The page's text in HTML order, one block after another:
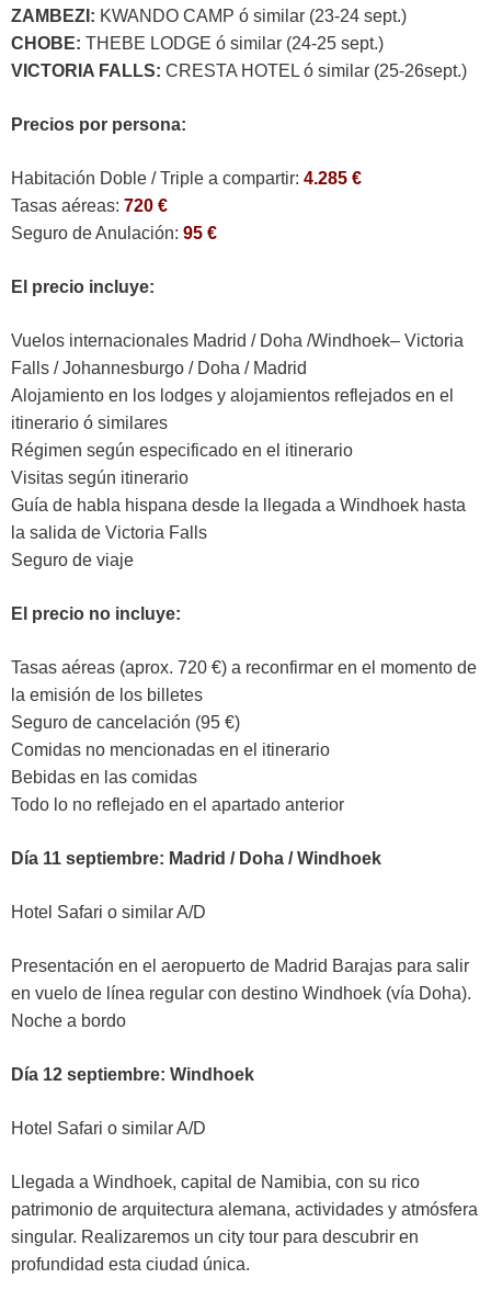
ZAMBEZI: KWANDO CAMP ó similar (23-24 sept.)
CHOBE: THEBE LODGE ó similar (24-25 sept.)
VICTORIA FALLS: CRESTA HOTEL ó similar (25-26sept.)
Precios por persona:
Habitación Doble / Triple a compartir: 4.285 €
Tasas aéreas: 720 €
Seguro de Anulación: 95 €
El precio incluye:
Vuelos internacionales Madrid / Doha /Windhoek– Victoria
Falls / Johannesburgo / Doha / Madrid
Alojamiento en los lodges y alojamientos reflejados en el
itinerario ó similares
Régimen según especificado en el itinerario
Visitas según itinerario
Guía de habla hispana desde la llegada a Windhoek hasta
la salida de Victoria Falls
Seguro de viaje
El precio no incluye:
Tasas aéreas (aprox. 720 €) a reconfirmar en el momento de
la emisión de los billetes
Seguro de cancelación (95 €)
Comidas no mencionadas en el itinerario
Bebidas en las comidas
Todo lo no reflejado en el apartado anterior
Día 11 septiembre: Madrid / Doha / Windhoek
Hotel Safari o similar A/D
Presentación en el aeropuerto de Madrid Barajas para salir
en vuelo de línea regular con destino Windhoek (vía Doha).
Noche a bordo
Día 12 septiembre: Windhoek
Hotel Safari o similar A/D
Llegada a Windhoek, capital de Namibia, con su rico
patrimonio de arquitectura alemana, actividades y atmósfera
singular. Realizaremos un city tour para descubrir en
profundidad esta ciudad única.